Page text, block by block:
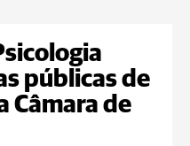
públicas de
Câmara de